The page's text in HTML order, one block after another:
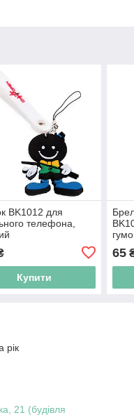
BK1012 для
телефона,
Купити
65
рік
21 (будівля